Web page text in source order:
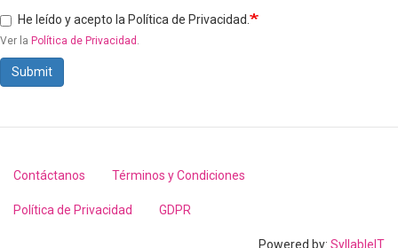
He leído y acepto la Política de Privacidad.
Ver la Política de Privacidad .
Submit
Footer
menu
Contáctanos Términos y Condiciones
Política de Privacidad GDPR
Powered by: SyllableIT